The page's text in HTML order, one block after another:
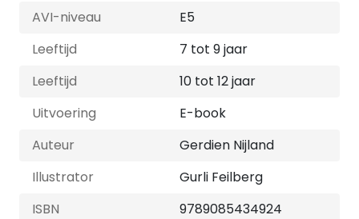
AVI-niveau
E5
Leeftijd
7 tot 9 jaar
Leeftijd
10 tot 12 jaar
Uitvoering
E-book
Auteur
Gerdien Nijland
Illustrator
Gurli Feilberg
ISBN
9789085434924